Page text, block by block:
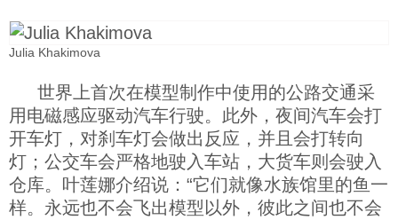
Julia Khakimova
世界上首次在模型制作中使用的公路交通采
用电磁感应驱动汽车行驶。此外，夜间汽车会打
开车灯，对刹车灯会做出反应，并且会打转向
灯；公交车会严格地驶入车站，大货车则会驶入
仓库。叶莲娜介绍说：“它们就像水族馆里的鱼一
样。永远也不会飞出模型以外，彼此之间也不会